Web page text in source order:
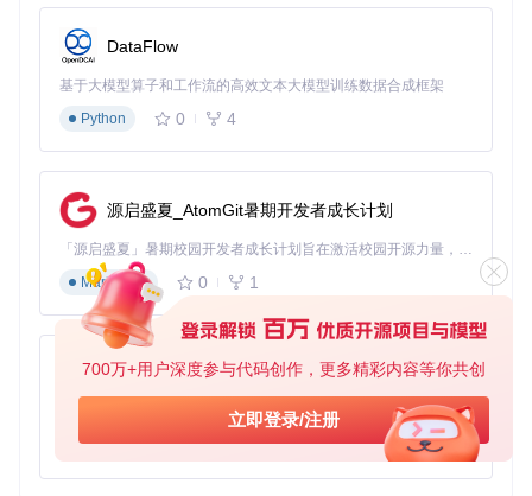
700万+用户深度参与代码创作，更多精彩内容等你共创
立即登录/注册
灯泡
持LAN模式
智能
开关
绿米、Sonoff、Tuya
设备
ya
安防
设备
Arlo（部分型号）、Ring
（部分型号）
查看是否支持本地网
络访问
小贴士
：大多数Tuya（涂鸦）设备支持本地控制，但需要
获取设备的本地密钥。可以通过Tuya官方APP或第三方工
具如" tuya-cli "获取。
第二步：搭建本地控制中枢
核心价值：本地控制中枢是系统的"大脑"，负责协调所有设备
通信，确保即使在断网情况下也能正常工作。
一台24小时运行的设备（树莓派、旧电脑或NAS）
稳定的本地网络环境
DataFlow
基于大模型算子和工作流的高效文本大模型训练数据合成框架
Python
0 4
源启盛夏_AtomGit暑期开发者成长计划
「源启盛夏」暑期校园开发者成长计划旨在激活校园开源力量，通过积分激励、认证扶持、资源倾斜等形式，引导高校组织和开发者完成「入驻 — 建项目 — 做贡献 — 获认证 — 得资源」的完整闭环。无论你是想带领社团入驻平台的组织者，还是希望用代码贡献证明自己的开发者，都能在这里找到属于你的成长路径。
Markdown
0 1
py-xiaozhi
基于Python的Xiaozhi AI，适用于想要完整Xiaozhi体验而无需拥有专用硬件的用户。
Python
0 1